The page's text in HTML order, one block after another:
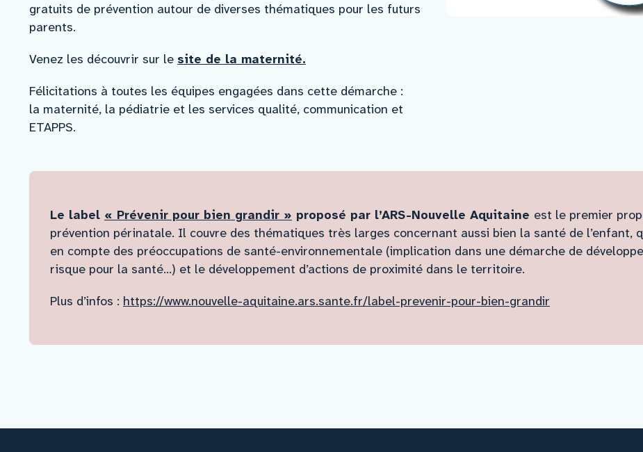
gratuits de prévention autour de diverses thématiques pour les futurs
parents.
Venez les découvrir sur le site de la maternité.
Félicitations à toutes les équipes engagées dans cette démarche :
la maternité, la pédiatrie et les services qualité, communication et
ETAPPS.
Le label « Prévenir pour bien grandir » proposé par l’ARS-Nouvelle Aquitaine est le premier
prévention périnatale. Il couvre des thématiques très larges concernant aussi bien la santé de l’enfant,
en compte des préoccupations de santé-environnementale (implication dans une démarche de
risque pour la santé…) et le développement d’actions de proximité dans le territoire.
Plus d’infos : https://www.nouvelle-aquitaine.ars.sante.fr/label-prevenir-pour-bien-grandir